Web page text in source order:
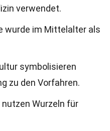
verwendet.
wurde im Mittelalter als
symbolisieren
zu den Vorfahren.
nutzen Wurzeln für